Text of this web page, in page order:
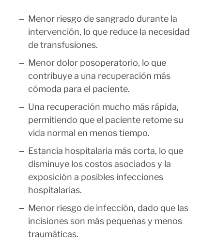
Menor riesgo de sangrado durante la
intervención, lo que reduce la necesidad
de transfusiones.
Menor dolor posoperatorio, lo que
contribuye a una recuperación más
cómoda para el paciente.
Una recuperación mucho más rápida,
permitiendo que el paciente retome su
vida normal en menos tiempo.
Estancia hospitalaria más corta, lo que
disminuye los costos asociados y la
exposición a posibles infecciones
hospitalarias.
Menor riesgo de infección, dado que las
incisiones son más pequeñas y menos
traumáticas.